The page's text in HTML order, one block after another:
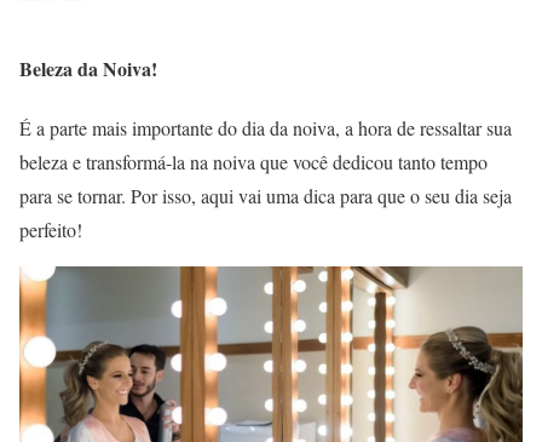
Beleza da Noiva!
É a parte mais importante do dia da noiva, a hora de ressaltar sua
beleza e transformá-la na noiva que você dedicou tanto tempo
para se tornar. Por isso, aqui vai uma dica para que o seu dia seja
perfeito!